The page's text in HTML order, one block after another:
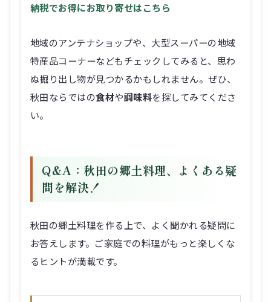
納税でお得にお取り寄せはこちら
地域のアンテナショップや、大型スーパーの地域
特産品コーナーなどもチェックしてみると、思わ
ぬ掘り出し物が見つかるかもしれません。ぜひ、
秋田ならではの食材や調味料を探してみてくださ
い。
Q&A：秋田の郷土料理、よくある疑
問を解決！
秋田の郷土料理を作る上で、よく聞かれる疑問に
お答えします。ご家庭での料理がもっと楽しくな
るヒントが満載です。